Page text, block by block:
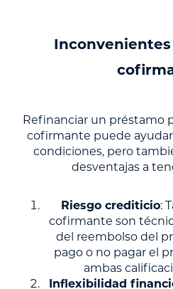
Refinanciar un préstamo
cofirmante puede
condiciones, pero
desventajas a
Riesgo crediticio:
cofirmante son
del reembolso del
pago o no pagar el
ambas
Inflexibilidad